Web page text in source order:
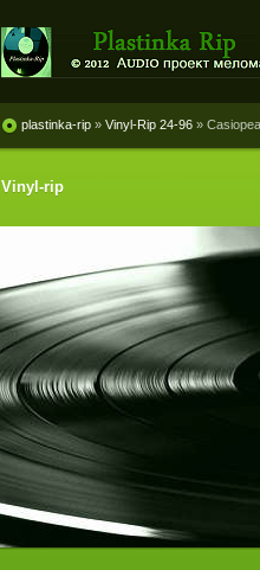
винила и
plastinka-rip » Vinyl-Rip 24-96 »
Vinyl-rip